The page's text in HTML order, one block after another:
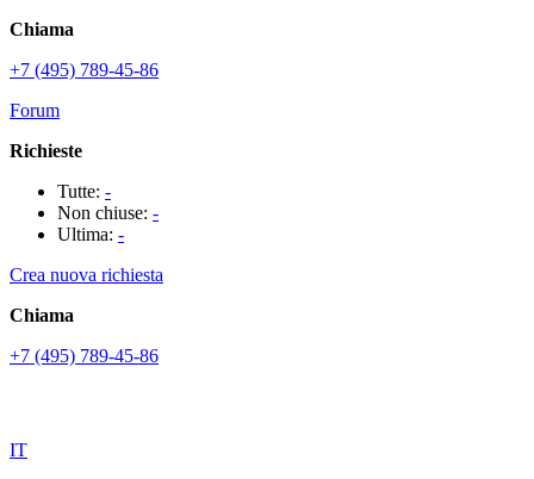
Chiama
+7 (495) 789-45-86
Forum
Richieste
Tutte: -
Non chiuse: -
Ultima: -
Crea nuova richiesta
Chiama
+7 (495) 789-45-86
IT